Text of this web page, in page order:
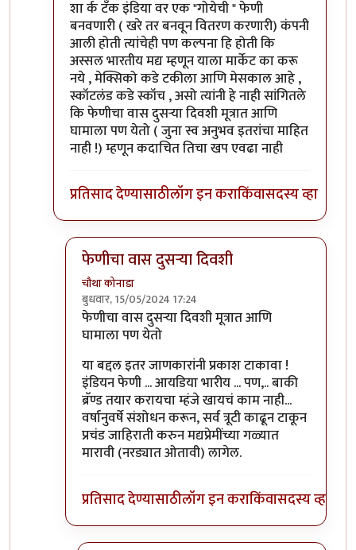
In reply toपश्चिम महाराष्ट्रात एवढी मळी
शा र्क टॅंक इंडिया वर एक "गोयेची " फेणी
बनवणारी ( खरे तर बनवून वितरण करणारी) कंपनी
आली होती त्यांचेही पण कल्पना हि होती कि
अस्सल भारतीय मद्य म्हणून याला मार्केट का करू
नये , मेक्सिको कडे टकीला आणि मेसकाल आहे ,
स्कॉटलंड कडे स्कॉच , असो त्यांनी हे नाही सांगितले
कि फेणीचा वास दुसऱ्या दिवशी मूत्रात आणि
घामाला पण येतो ( जुना स्व अनुभव इतरांचा माहित
नाही !) म्हणून कदाचित तिचा खप एवढा नाही
प्रतिसाद देण्यासाठीलॉग इन कराकिंवासदस्य व्हा
फेणीचा वास दुसऱ्या दिवशी
चौथा कोनाडा
बुधवार, 15/05/2024 17:24
In reply to"गोयेची "byचौकस२१२
फेणीचा वास दुसऱ्या दिवशी मूत्रात आणि
घामाला पण येतो
या बद्दल इतर जाणकारांनी प्रकाश टाकावा !
इंडियन फेणी ... आयडिया भारीय ... पण,.. बाकी
ब्रॅण्ड तयार करायचा म्हंजे खायचं काम नाही...
वर्षानुवर्षे संशोधन करून, सर्व त्रूटी काढून टाकून
प्रचंड जाहिराती करुन मद्यप्रेमींच्या गळ्यात
मारावी (नरड्यात ओतावी) लागेल.
प्रतिसाद देण्यासाठीलॉग इन कराकिंवासदस्य व्हा